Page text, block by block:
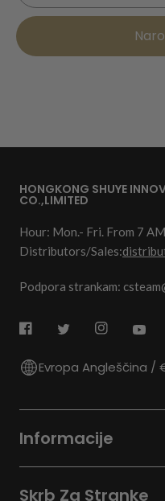
HONGKONG SHUYE
CO.,LIMITED
Hour: Mon.- Fri. From 7
Distributors/Sales:
Podpora strankam:
Evropa Angleščina /
Informacije
Skrb Za Stranke